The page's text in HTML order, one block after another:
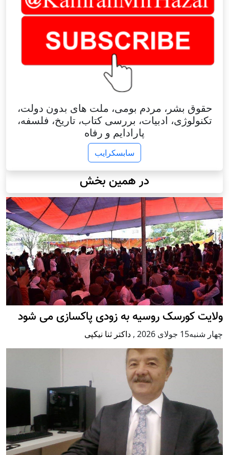
حقوق بشر، مردم بومی، ملت های بدون دولت،
تکنولوژی، ادبیات، بررسی کتاب، تاریخ، فلسفه،
پارادایم و رفاه
سابسکرایب
در همین بخش
ولایت کورسک روسیه به زودی پاکسازی می شود
چهار شنبه15 جولای 2026 , داکتر ثنا نیکپی